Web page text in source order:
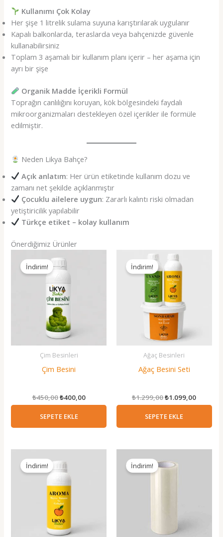
Kullanımı Çok Kolay
Her şişe 1 litrelik sulama suyuna karıştırılarak uygulanır
Kapalı balkonlarda, teraslarda veya bahçenizde güvenle
kullanabilirsiniz
Toplam 3 aşamalı bir kullanım planı içerir – her aşama için
ayrı bir şişe
Organik Madde İçerikli Formül
Toprağın canlılığını koruyan, kök bölgesindeki faydalı
mikroorganizmaları destekleyen özel içerikler ile formüle
edilmiştir.
Neden Likya Bahçe?
Açık anlatım: Her ürün etiketinde kullanım dozu ve
zamanı net şekilde açıklanmıştır
Çocuklu ailelere uygun: Zararlı kalıntı riski olmadan
yetiştiricilik yapılabilir
Türkçe etiket – kolay kullanım
Önerdiğimiz Ürünler
İndirim!
Çim Besinleri
Çim Besini
₺450,00Orijinal
fiyat:
₺450,00.
₺400,00Şu
andaki
SEPETE EKLE
İndirim!
Ağaç Besinleri
Ağaç Besini Seti
₺1.299,00Orijinal
fiyat:
₺1.299,00.
₺1.099,00Şu
andaki
SEPETE EKLE
İndirim! İndirim!